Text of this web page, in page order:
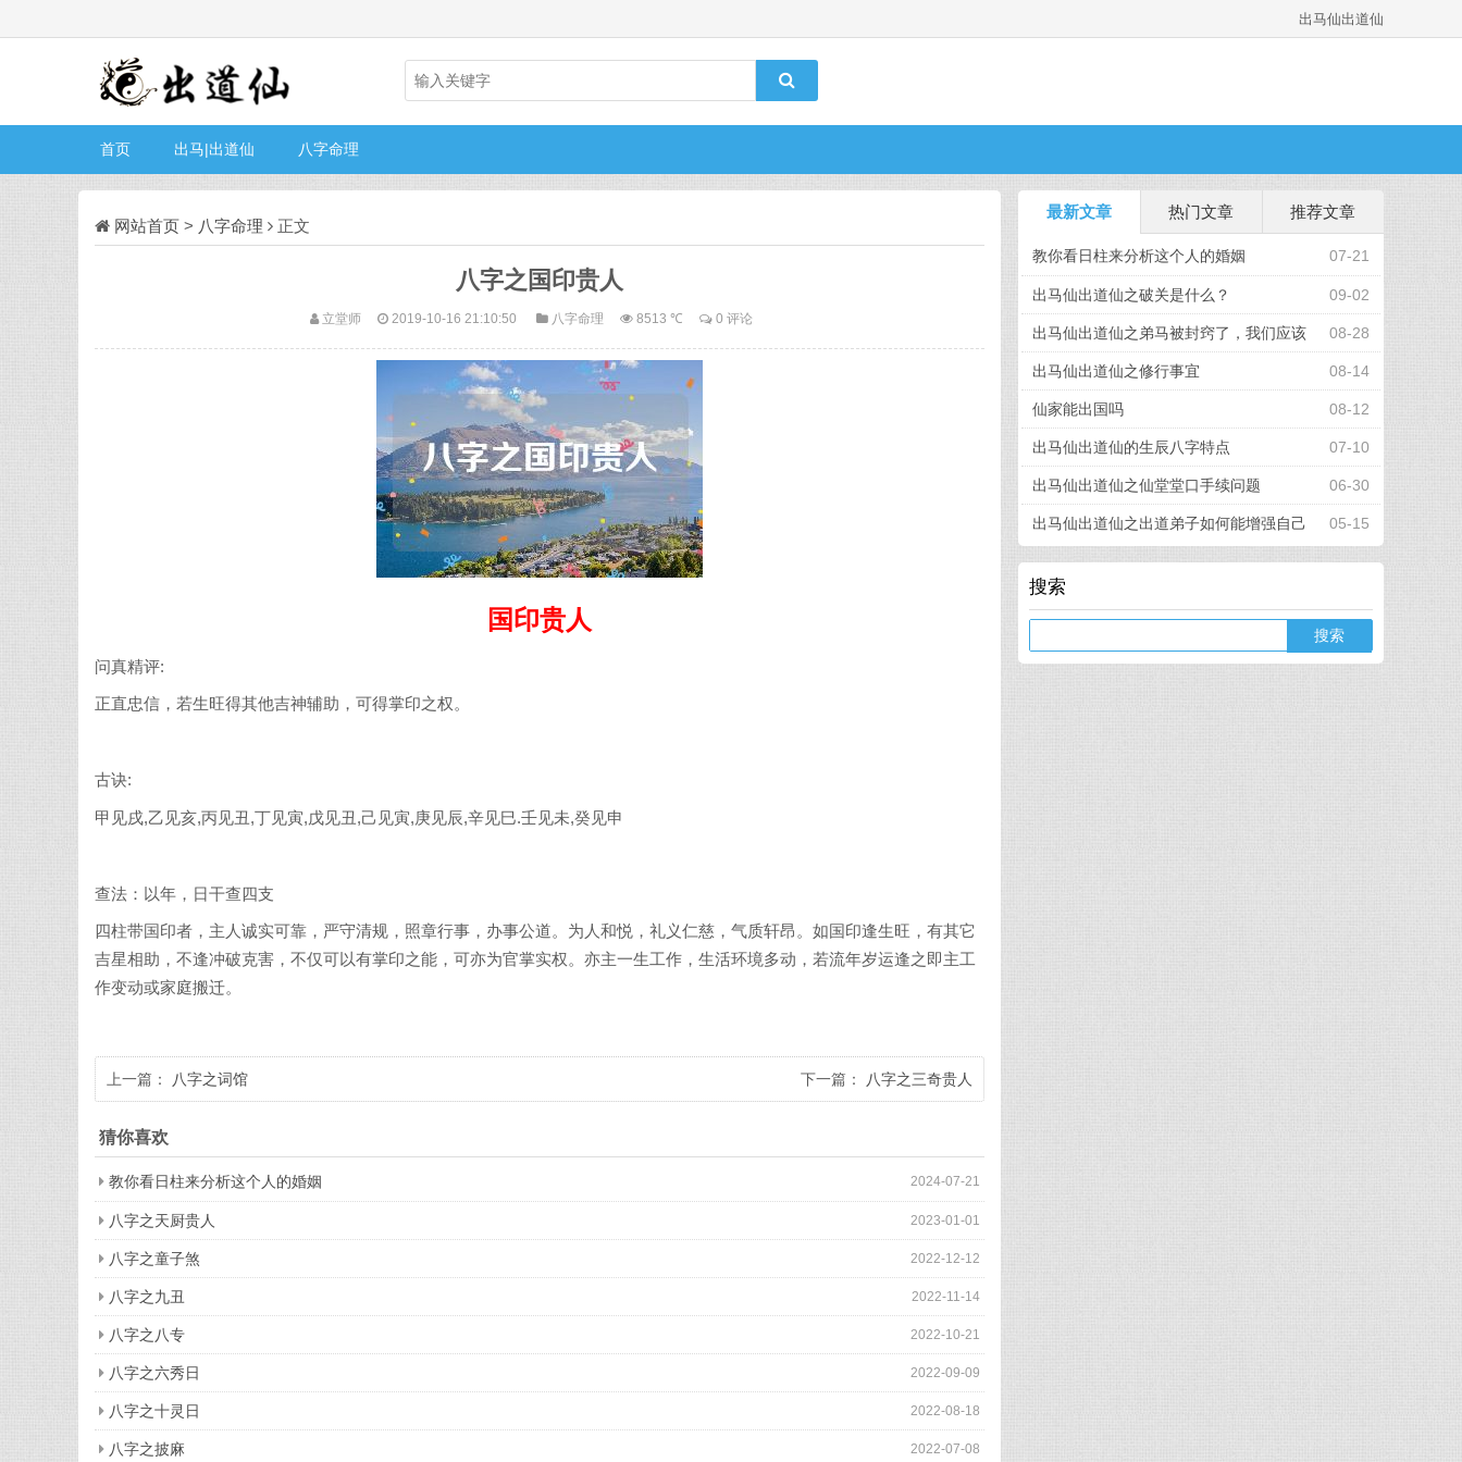
出马仙出道仙
首页 出马|出道仙 八字命理
网站首页 > 八字命理 正文
八字之国印贵人
立堂师 2019-10-16 21:10:50 八字命理 8513 ℃ 0 评论
国印贵人
问真精评:
正直忠信，若生旺得其他吉神辅助，可得掌印之权。
古诀:
甲见戌,乙见亥,丙见丑,丁见寅,戊见丑,己见寅,庚见辰,辛见巳.壬见未,癸见申
查法：以年，日干查四支
四柱带国印者，主人诚实可靠，严守清规，照章行事，办事公道。为人和悦，礼义仁慈，气质轩昂。如国印逢生旺，有其它
吉星相助，不逢冲破克害，不仅可以有掌印之能，可亦为官掌实权。亦主一生工作，生活环境多动，若流年岁运逢之即主工
作变动或家庭搬迁。
上一篇： 八字之词馆 下一篇： 八字之三奇贵人
猜你喜欢
2024-07-21
教你看日柱来分析这个人的婚姻
2023-01-01
八字之天厨贵人
2022-12-12
八字之童子煞
2022-11-14
八字之九丑
2022-10-21
八字之八专
2022-09-09
八字之六秀日
2022-08-18
八字之十灵日
2022-07-08
八字之披麻
最新文章 热门文章 推荐文章
07-21
教你看日柱来分析这个人的婚姻
09-02
出马仙出道仙之破关是什么？
08-28
出马仙出道仙之弟马被封窍了，我们应该
怎么办 08-14
出马仙出道仙之修行事宜
08-12
仙家能出国吗
07-10
出马仙出道仙的生辰八字特点
06-30
出马仙出道仙之仙堂堂口手续问题
05-15
出马仙出道仙之出道弟子如何能增强自己
的看事能力
搜索
Search